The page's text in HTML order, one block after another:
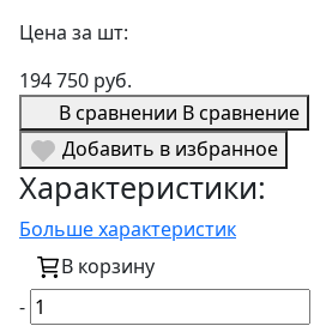
Цена за шт:
194 750 руб.
В сравнении В сравнение
Добавить в избранное
Характеристики:
Больше характеристик
В корзину
-